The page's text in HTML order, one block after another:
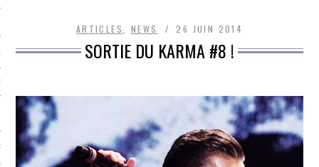
GROUPES DU LOCAL
LE LOCAL DU MAGAZINE
ARTICLES NEWS 26 JUIN 2014
SORTIE DU KARMA #8 !